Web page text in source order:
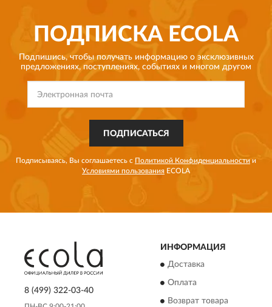
ПОДПИСКАECOLA
Подпишись, чтобы получать информацию о эксклюзивных
предложениях, поступлениях, событиях и многом другом
ПОДПИСАТЬСЯ
Подписываясь, Вы соглашаетесь с Политикой Конфиденциальности и
Условиями пользования ECOLA
8 (499) 322-03-40
ИНФОРМАЦИЯ
Доставка
Оплата
Возврат товара